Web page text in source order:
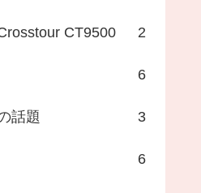
CT9500 2
6
話題 3
6